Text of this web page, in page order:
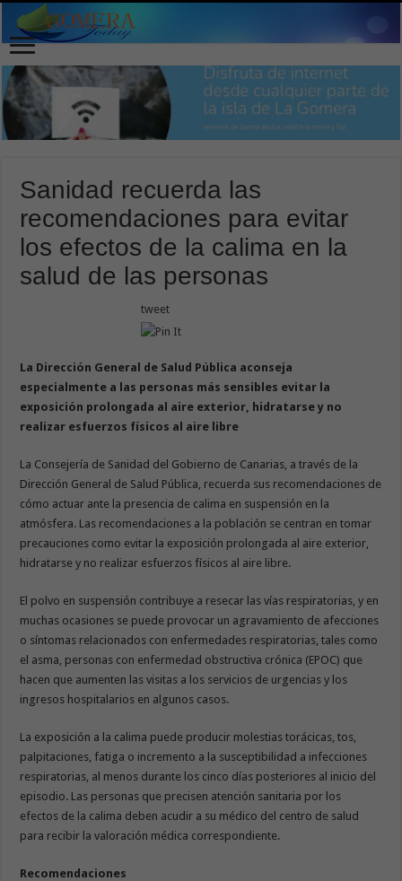
Sanidad recuerda las
recomendaciones para evitar
los efectos de la calima en la
salud de las personas
tweet
La Dirección General de Salud Pública aconseja
especialmente a las personas más sensibles evitar la
exposición prolongada al aire exterior, hidratarse y no
realizar esfuerzos físicos al aire libre
La Consejería de Sanidad del Gobierno de Canarias, a través de la
Dirección General de Salud Pública, recuerda sus recomendaciones de
cómo actuar ante la presencia de calima en suspensión en la
atmósfera. Las recomendaciones a la población se centran en tomar
precauciones como evitar la exposición prolongada al aire exterior,
hidratarse y no realizar esfuerzos físicos al aire libre.
El polvo en suspensión contribuye a resecar las vías respiratorias, y en
muchas ocasiones se puede provocar un agravamiento de afecciones
o síntomas relacionados con enfermedades respiratorias, tales como
el asma, personas con enfermedad obstructiva crónica (EPOC) que
hacen que aumenten las visitas a los servicios de urgencias y los
ingresos hospitalarios en algunos casos.
La exposición a la calima puede producir molestias torácicas, tos,
palpitaciones, fatiga o incremento a la susceptibilidad a infecciones
respiratorias, al menos durante los cinco días posteriores al inicio del
episodio. Las personas que precisen atención sanitaria por los
efectos de la calima deben acudir a su médico del centro de salud
para recibir la valoración médica correspondiente.
Recomendaciones